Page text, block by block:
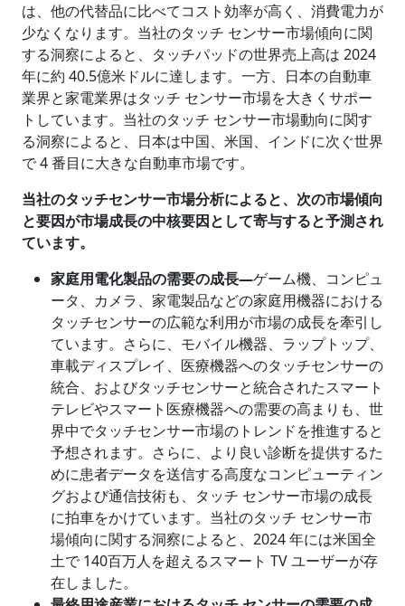
は、他の代替品に比べてコスト効率が高く、消費電力が
少なくなります。当社のタッチ センサー市場傾向に関
する洞察によると、タッチパッドの世界売上高は 2024
年に約 40.5億米ドルに達します。一方、日本の自動車
業界と家電業界はタッチ センサー市場を大きくサポー
トしています。当社のタッチ センサー市場動向に関す
る洞察によると、日本は中国、米国、インドに次ぐ世界
で 4 番目に大きな自動車市場です。
当社のタッチセンサー市場分析によると、次の市場傾向
と要因が市場成長の中核要因として寄与すると予測され
ています。
家庭用電化製品の需要の成長―ゲーム機、コンピュ
ータ、カメラ、家電製品などの家庭用機器における
タッチセンサーの広範な利用が市場の成長を牽引し
ています。さらに、モバイル機器、ラップトップ、
車載ディスプレイ、医療機器へのタッチセンサーの
統合、およびタッチセンサーと統合されたスマート
テレビやスマート医療機器への需要の高まりも、世
界中でタッチセンサー市場のトレンドを推進すると
予想されます。さらに、より良い診断を提供するた
めに患者データを送信する高度なコンピューティン
グおよび通信技術も、タッチ センサー市場の成長
に拍車をかけています。当社のタッチ センサー市
場傾向に関する洞察によると、2024 年には米国全
土で 140百万人を超えるスマート TV ユーザーが存
在しました。